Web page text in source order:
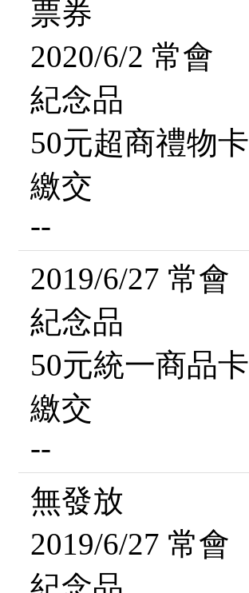
票券
2020/6/2 常會
紀念品
50元超商禮物卡
繳交
--
2019/6/27 常會
紀念品
50元統一商品卡
繳交
--
無發放
2019/6/27 常會